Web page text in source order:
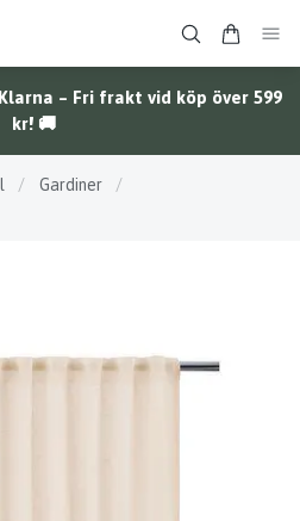
– Fri frakt vid köp över 599
kr! 🚚
/ Gardiner
/